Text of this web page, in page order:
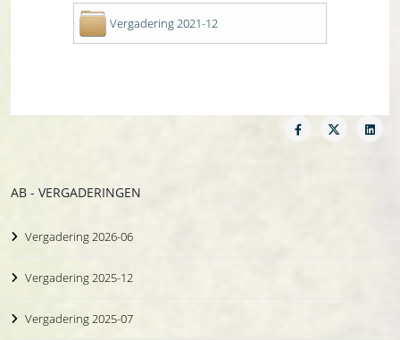
Vergadering 2021-12
AB - VERGADERINGEN
Vergadering 2026-06
Vergadering 2025-12
Vergadering 2025-07